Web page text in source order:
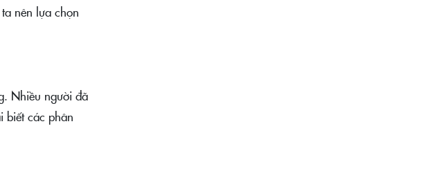
nên lựa chọn
Nhiều người đã
biết các phân